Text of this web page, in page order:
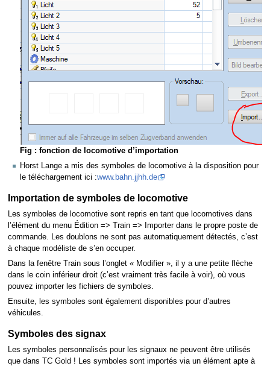
Fig : fonction de locomotive d’importation
Horst Lange a mis des symboles de locomotive à la disposition pour
le téléchargement ici :www.bahn.jjhh.de
Importation de symboles de locomotive
Les symboles de locomotive sont repris en tant que locomotives dans
l’élément du menu Édition => Train => Importer dans le propre poste de
commande. Les doublons ne sont pas automatiquement détectés, c’est
à chaque modéliste de s’en occuper.
Dans la fenêtre Train sous l’onglet « Modifier », il y a une petite flèche
dans le coin inférieur droit (c’est vraiment très facile à voir), où vous
pouvez importer les fichiers de symboles.
Ensuite, les symboles sont également disponibles pour d’autres
véhicules.
Symboles des signax
Les symboles personnalisés pour les signaux ne peuvent être utilisés
que dans TC Gold ! Les symboles sont importés via un élément apte à